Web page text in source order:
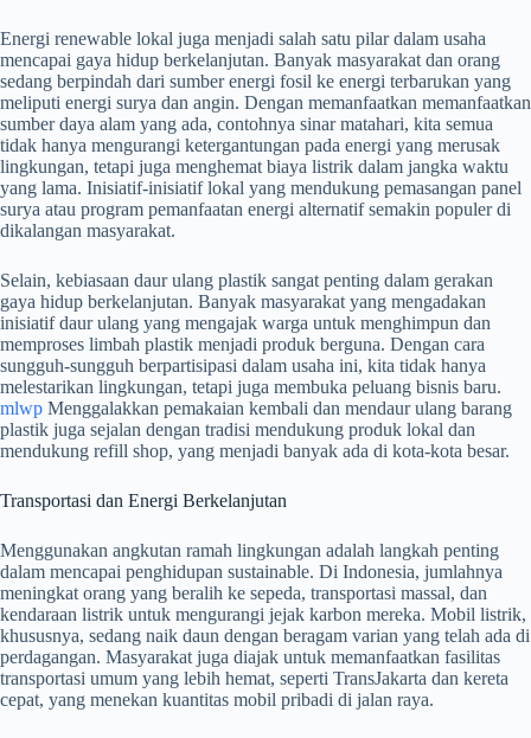
Energi renewable lokal juga menjadi salah satu pilar dalam usaha
mencapai gaya hidup berkelanjutan. Banyak masyarakat dan orang
sedang berpindah dari sumber energi fosil ke energi terbarukan yang
meliputi energi surya dan angin. Dengan memanfaatkan memanfaatkan
sumber daya alam yang ada, contohnya sinar matahari, kita semua
tidak hanya mengurangi ketergantungan pada energi yang merusak
lingkungan, tetapi juga menghemat biaya listrik dalam jangka waktu
yang lama. Inisiatif-inisiatif lokal yang mendukung pemasangan panel
surya atau program pemanfaatan energi alternatif semakin populer di
dikalangan masyarakat.
Selain, kebiasaan daur ulang plastik sangat penting dalam gerakan
gaya hidup berkelanjutan. Banyak masyarakat yang mengadakan
inisiatif daur ulang yang mengajak warga untuk menghimpun dan
memproses limbah plastik menjadi produk berguna. Dengan cara
sungguh-sungguh berpartisipasi dalam usaha ini, kita tidak hanya
melestarikan lingkungan, tetapi juga membuka peluang bisnis baru.
mlwp Menggalakkan pemakaian kembali dan mendaur ulang barang
plastik juga sejalan dengan tradisi mendukung produk lokal dan
mendukung refill shop, yang menjadi banyak ada di kota-kota besar.
Transportasi dan Energi Berkelanjutan
Menggunakan angkutan ramah lingkungan adalah langkah penting
dalam mencapai penghidupan sustainable. Di Indonesia, jumlahnya
meningkat orang yang beralih ke sepeda, transportasi massal, dan
kendaraan listrik untuk mengurangi jejak karbon mereka. Mobil listrik,
khususnya, sedang naik daun dengan beragam varian yang telah ada di
perdagangan. Masyarakat juga diajak untuk memanfaatkan fasilitas
transportasi umum yang lebih hemat, seperti TransJakarta dan kereta
cepat, yang menekan kuantitas mobil pribadi di jalan raya.